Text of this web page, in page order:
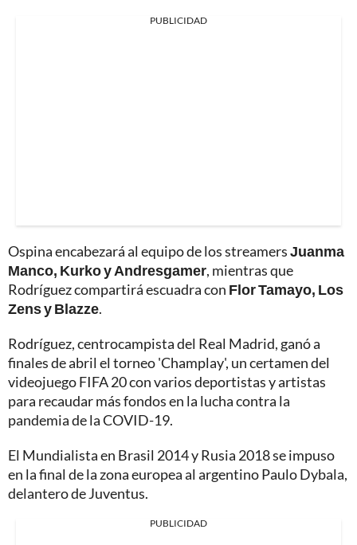
PUBLICIDAD
Ospina encabezará al equipo de los streamersJuanma
Manco, Kurko y Andresgamer, mientras que
Rodríguez compartirá escuadra con Flor Tamayo, Los
Zens y Blazze.
Rodríguez, centrocampista del Real Madrid, ganó a
finales de abril el torneo 'Champlay', un certamen del
videojuego FIFA 20 con varios deportistas y artistas
para recaudar más fondos en la lucha contra la
pandemia de la COVID-19.
El Mundialista en Brasil 2014 y Rusia 2018 se impuso
en la final de la zona europea al argentino Paulo Dybala,
delantero de Juventus.
PUBLICIDAD